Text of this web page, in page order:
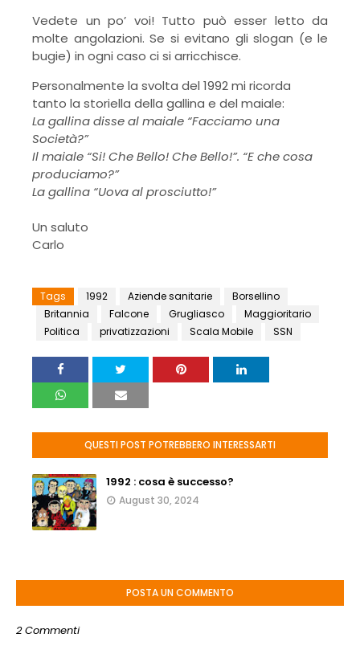
Vedete un po’ voi! Tutto può esser letto da
molte angolazioni. Se si evitano gli slogan (e le
bugie) in ogni caso ci si arricchisce.
Personalmente la svolta del 1992 mi ricorda
tanto la storiella della gallina e del maiale:
La gallina disse al maiale “Facciamo una
Società?”
Il maiale “Si! Che Bello! Che Bello!”. “E che cosa
produciamo?”
La gallina “Uova al prosciutto!”
Un saluto
Carlo
Tags 1992 Aziende sanitarie
Borsellino
Britannia
Falcone Grugliasco
Maggioritario
Politica
privatizzazioni Scala Mobile SSN
QUESTI POST POTREBBERO INTERESSARTI
1992 : cosa è successo?
August 30, 2024
POSTA UN COMMENTO
2 Commenti